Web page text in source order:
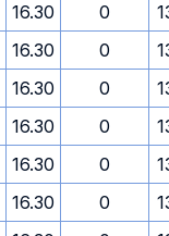
16.30 0
16.30 0
16.30 0
16.30 0
16.30 0
16.30 0